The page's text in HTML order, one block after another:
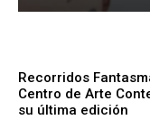
Recorridos
Centro de Arte
su última edición